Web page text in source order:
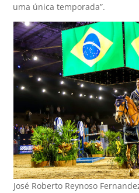
uma única temporada”.
José Roberto Reynoso